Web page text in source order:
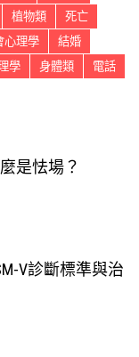
植物類
死亡
心理學
結婚
學 身體類
電話
是怯場？
V診斷標準與治